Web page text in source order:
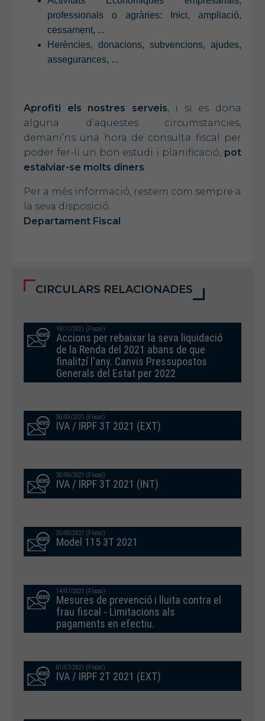
professionals o agràries: Inici, ampliació,
cessament, ...
Herències, donacions, subvencions, ajudes,
assegurances, ...
Aprofiti els nostres serveis, i si es dona
alguna d’aquestes circumstancies,
demani’ns una hora de consulta fiscal per
poder fer-li un bon estudi i planificació, pot
estalviar-se molts diners.
Per a més informació, restem com sempre a
la seva disposició.
Departament Fiscal
CIRCULARS RELACIONADES
19/11/2021 (Fiscal)
Accions per rebaixar la seva liquidació
de la Renda del 2021 abans de que
finalitzí l'any. Canvis Pressupostos
Generals del Estat per 2022
30/09/2021 (Fiscal)
IVA / IRPF 3T 2021 (EXT)
30/09/2021 (Fiscal)
IVA / IRPF 3T 2021 (INT)
30/09/2021 (Fiscal)
Model 115 3T 2021
14/07/2021 (Fiscal)
Mesures de prevenció i lluita contra el
frau fiscal - Limitacions als
pagaments en efectiu.
01/07/2021 (Fiscal)
IVA / IRPF 2T 2021 (EXT)